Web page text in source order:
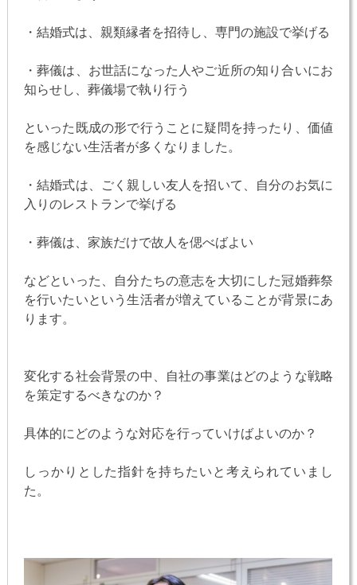
・結婚式は、親類縁者を招待し、専門の施設で挙げる
・葬儀は、お世話になった人やご近所の知り合いにお
知らせし、葬儀場で執り行う
といった既成の形で行うことに疑問を持ったり、価値
を感じない生活者が多くなりました。
・結婚式は、ごく親しい友人を招いて、自分のお気に
入りのレストランで挙げる
・葬儀は、家族だけで故人を偲べばよい
などといった、自分たちの意志を大切にした冠婚葬祭
を行いたいという生活者が増えていることが背景にあ
ります。
変化する社会背景の中、自社の事業はどのような戦略
を策定するべきなのか？
具体的にどのような対応を行っていけばよいのか？
しっかりとした指針を持ちたいと考えられていまし
た。